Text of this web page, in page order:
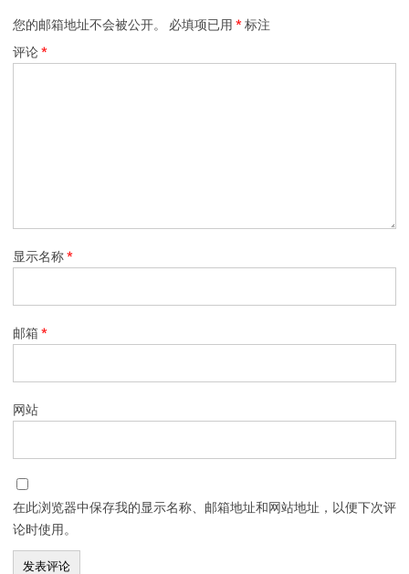
您的邮箱地址不会被公开。 必填项已用 * 标注
评论*
显示名称*
邮箱*
网站
在此浏览器中保存我的显示名称、邮箱地址和网站地址，以便下次评
论时使用。